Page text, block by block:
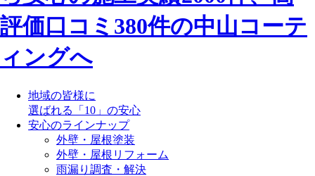
地域の皆様に
選ばれる「10」の安心
安心のラインナップ
外壁・屋根塗装
外壁・屋根リフォーム
雨漏り調査・解決